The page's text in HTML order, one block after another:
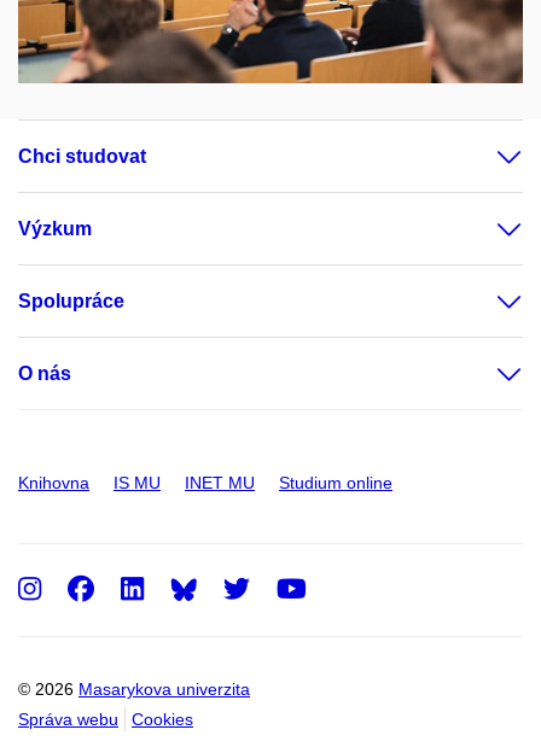
Chci studovat
Výzkum
Spolupráce
O nás
Knihovna IS MU INET MU Studium online
© 2026 Masarykova univerzita
Správa webu
Cookies
Instagram
Facebook
LinkedInTwitter